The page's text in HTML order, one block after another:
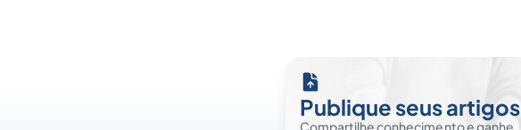
Publique seus artigos
Compartilhe conhecimento e ganhe